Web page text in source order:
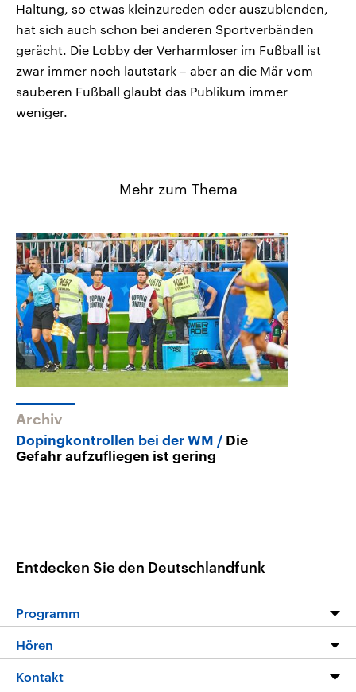
Haltung, so etwas kleinzureden oder auszublenden,
hat sich auch schon bei anderen Sportverbänden
gerächt. Die Lobby der Verharmloser im Fußball ist
zwar immer noch lautstark – aber an die Mär vom
sauberen Fußball glaubt das Publikum immer
weniger.
Mehr zum Thema
Archiv
Dopingkontrollen bei der WM
Die
Gefahr aufzufliegen ist gering
Entdecken Sie den Deutschlandfunk
Programm
Programm
Hören
Livestream
Kontakt